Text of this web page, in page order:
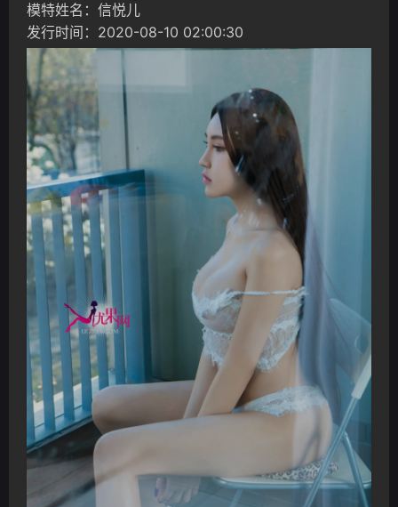
模特姓名：信悦儿
发行时间：2020-08-10 02:00:30